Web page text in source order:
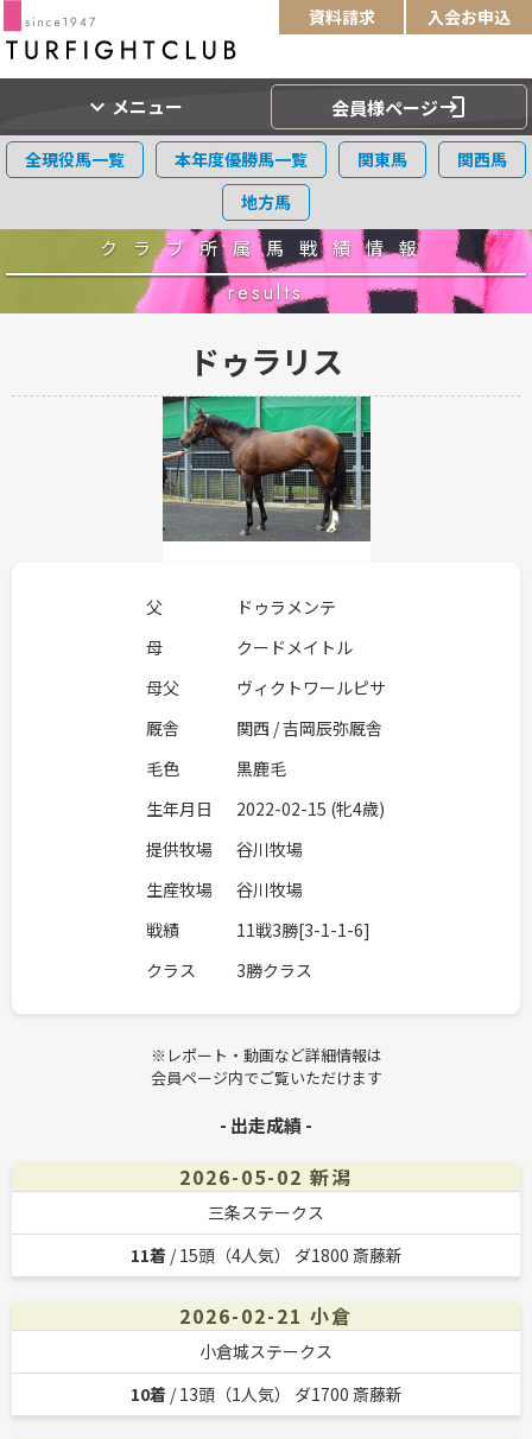
資料請求 入会お申込
expand_more メニュー 会員様ページlogin
全現役馬一覧 本年度優勝馬一覧 関東馬
関西馬
地方馬
クラブ所属馬戦績情報
results
ドゥラリス
父
ドゥラメンテ
母
クードメイトル
母父
ヴィクトワールピサ
厩舎
関西 / 吉岡辰弥厩舎
毛色
黒鹿毛
生年月日
2022-02-15 (牝4歳)
提供牧場
谷川牧場
生産牧場
谷川牧場
戦績
11戦3勝[3-1-1-6]
クラス
3勝クラス
※レポート・動画など詳細情報は
会員ページ内でご覧いただけます
- 出走成績 -
2026-05-02 新潟
三条ステークス
11着/ 15頭（4人気） ダ1800 斎藤新
2026-02-21 小倉
小倉城ステークス
10着/ 13頭（1人気） ダ1700 斎藤新